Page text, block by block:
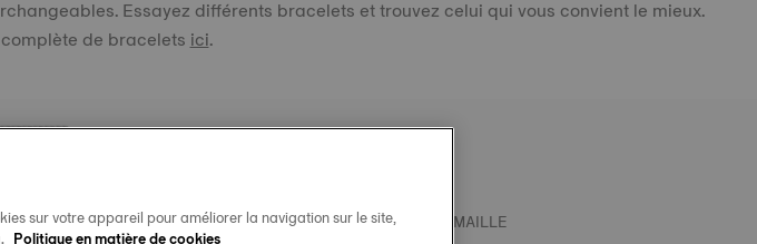
Essayez différents bracelets et trouvez celui qui vous convient le mieux.
de braceletsici.
BRACELET OFFICIEL TISSOT ACIER MAILLE
sur votre appareil pour améliorer la navigation sur le site,
Politique en matière de cookies